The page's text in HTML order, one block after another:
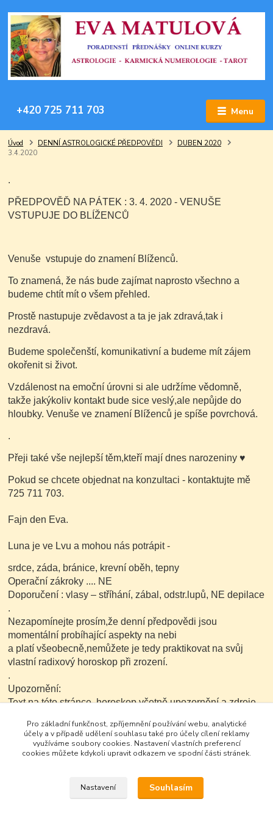
Menu
+420 725 711 703
Úvod DENNÍ ASTROLOGICKÉ PŘEDPOVĚDI
DUBEN 2020
3.4.2020
.
PŘEDPOVĚĎ NA PÁTEK : 3. 4. 2020 - VENUŠE
VSTUPUJE DO BLÍŽENCŮ
Venuše vstupuje do znamení Blíženců.
To znamená, že nás bude zajímat naprosto všechno a
budeme chtít mít o všem přehled.
Prostě nastupuje zvědavost a ta je jak zdravá,tak i
nezdravá.
Budeme společenští, komunikativní a budeme mít zájem
okořenit si život.
Vzdálenost na emoční úrovni si ale udržíme vědomně,
takže jakýkoliv kontakt bude sice veslý,ale nepůjde do
hloubky. Venuše ve znamení Blíženců je spíše povrchová.
.
Přeji také vše nejlepší těm,kteří mají dnes narozeniny♥
Pokud se chcete objednat na konzultaci - kontaktujte mě
725 711 703.
Fajn den Eva.
Luna je ve Lvu a mohou nás potrápit -
srdce, záda, bránice, krevní oběh, tepny
Operační zákroky .... NE
Doporučení : vlasy – stříhání, zábal, odstr.lupů, NE depilace
.
Nezapomínejte prosím,že denní předpovědi jsou
momentální probíhající aspekty na nebi
a platí všeobecně,nemůžete je tedy praktikovat na svůj
vlastní radixový horoskop při zrození.
.
Upozornění:
Text na této stránce ,horoskop včetně upozornění a zdroje
kopírovat nekomerčním
způsobem..
Pro základní funkčnost, zpříjemnění používání webu, analytické
účely a v případě udělení souhlasu také pro účely cílení reklamy
využíváme soubory cookies. Nastavení vlastních preferencí
cookies můžete kdykoli upravit odkazem ve spodní části stránek.
Nastavení Souhlasím